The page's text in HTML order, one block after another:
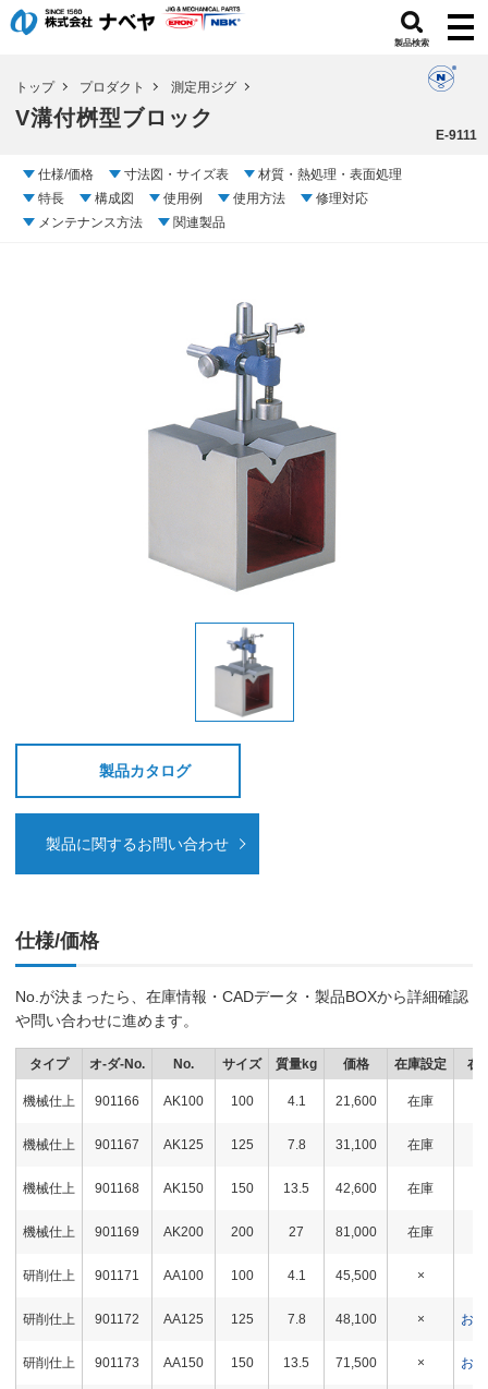
製品検索
トップ プロダクト 測定用ジグ
V溝付桝型ブロック
E-9111
仕様/価格 寸法図・サイズ表
材質・熱処理・表面処理
特長
構成図 使用例 使用方法
修理対応
メンテナンス方法
関連製品
製品カタログ
製品に関するお問い合わせ
仕様/価格
No.が決まったら、在庫情報・CADデータ・製品BOXから詳細確認
や問い合わせに進めます。
タイプ オ-ダ-No. No. サイズ 質量kg 価格 在庫設定 在
機械仕上 901166 AK100 100 4.1 21,600 在庫
機械仕上 901167 AK125 125 7.8 31,100 在庫
機械仕上 901168 AK150 150 13.5 42,600 在庫
機械仕上 901169 AK200 200 27 81,000 在庫
研削仕上 901171 AA100 100 4.1 45,500 ×
研削仕上 901172 AA125 125 7.8 48,100 × お
研削仕上 901173 AA150 150 13.5 71,500 × お